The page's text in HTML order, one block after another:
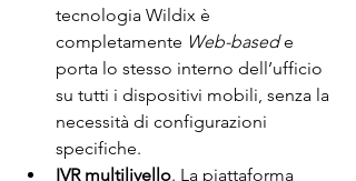
tecnologia Wildix è
completamente Web-based e
porta lo stesso interno dell’ufficio
su tutti i dispositivi mobili, senza la
necessità di configurazioni
specifiche.
IVR multilivello. La piattaforma